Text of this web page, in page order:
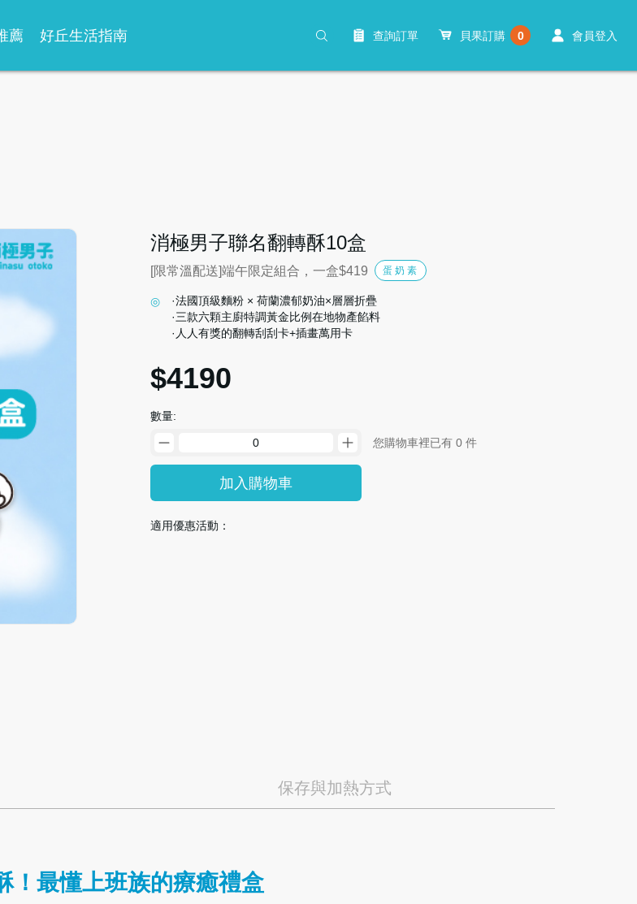
薦 好丘生活指南 查詢訂單 貝果訂購 0 會員登入
消極男子聯名翻轉酥10盒
[限常溫配送]端午限定組合，一盒$419 蛋奶素
·法國頂級麵粉 × 荷蘭濃郁奶油×層層折疊
·三款六顆主廚特調黃金比例在地物產餡料
·人人有獎的翻轉刮刮卡+插畫萬用卡
$4190
數量:
您購物車裡已有 0 件
加入購物車
適用優惠活動：
保存與加熱方式
！最懂上班族的療癒禮盒